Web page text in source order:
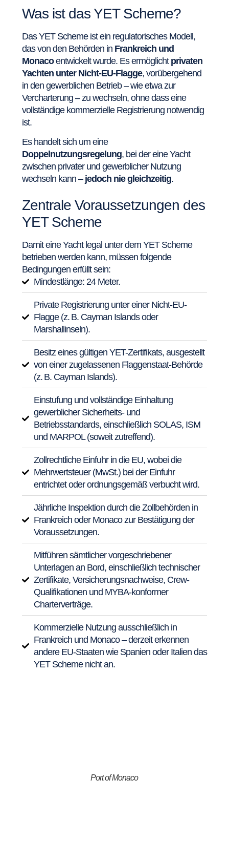
Was ist das YET Scheme?
Das YET Scheme ist ein regulatorisches Modell,
das von den Behörden in Frankreich und
Monacoentwickelt wurde. Es ermöglichtprivaten
Yachten unter Nicht-EU-Flagge, vorübergehend
in den gewerblichen Betrieb – wie etwa zur
Vercharterung – zu wechseln, ohne dass eine
vollständige kommerzielle Registrierung notwendig
ist.
Es handelt sich um eine
Doppelnutzungsregelung, bei der eine Yacht
zwischen privater und gewerblicher Nutzung
wechseln kann – jedoch nie gleichzeitig.
Zentrale Voraussetzungen des
YET Scheme
Damit eine Yacht legal unter dem YET Scheme
betrieben werden kann, müssen folgende
Bedingungen erfüllt sein:
Mindestlänge: 24 Meter.
Private Registrierung unter einer Nicht-EU-
Flagge (z. B. Cayman Islands oder
Marshallinseln).
Besitz eines gültigen YET-Zertifikats, ausgestellt
von einer zugelassenen Flaggenstaat-Behörde
(z. B. Cayman Islands).
Einstufung und vollständige Einhaltung
gewerblicher Sicherheits- und
Betriebsstandards, einschließlich SOLAS, ISM
und MARPOL (soweit zutreffend).
Zollrechtliche Einfuhr in die EU, wobei die
Mehrwertsteuer (MwSt.) bei der Einfuhr
entrichtet oder ordnungsgemäß verbucht wird.
Jährliche Inspektion durch die Zollbehörden in
Frankreich oder Monaco zur Bestätigung der
Voraussetzungen.
Mitführen sämtlicher vorgeschriebener
Unterlagen an Bord, einschließlich technischer
Zertifikate, Versicherungsnachweise, Crew-
Qualifikationen und MYBA-konformer
Charterverträge.
Kommerzielle Nutzung ausschließlich in
Frankreich und Monaco – derzeit erkennen
andere EU-Staaten wie Spanien oder Italien das
YET Scheme nicht an.
Port of Monaco